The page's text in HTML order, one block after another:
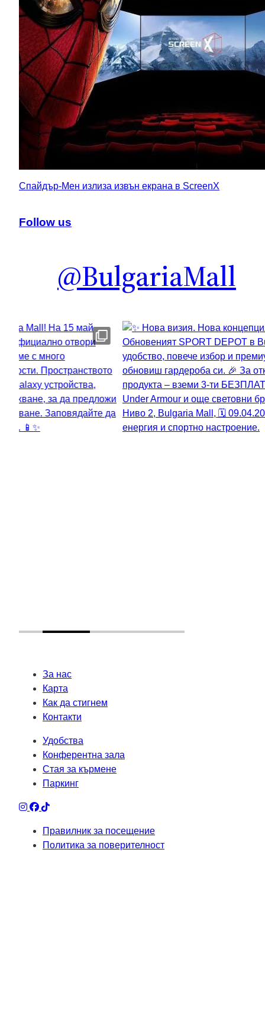
Спайдър-Мен излиза извън екрана в ScreenX
Follow us
@BulgariaMall
За нас
Карта
Как да стигнем
Контакти
Удобства
Конферентна зала
Стая за кърмене
Паркинг
Правилник за посещение
Политика за поверителност